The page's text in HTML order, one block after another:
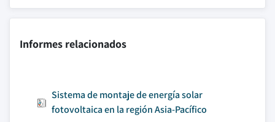
Informes relacionados
Sistema de montaje de energía solar
fotovoltaica en la región Asia-Pacífico